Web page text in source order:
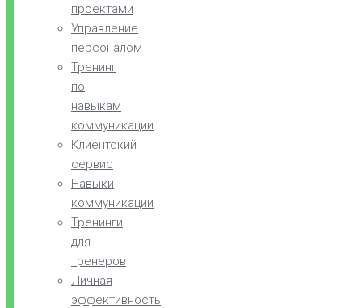
проектами
Управление
персоналом
Тренинг
по
навыкам
коммуникации
Клиентский
сервис
Навыки
коммуникации
Тренинги
для
тренеров
Личная
эффективность